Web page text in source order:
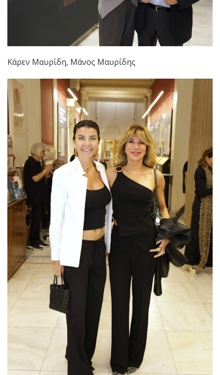
Κάρεν Μαυρίδη, Μάνος Μαυρίδης